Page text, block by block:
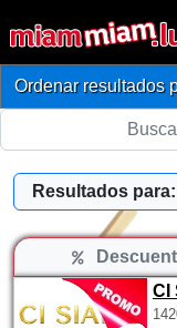
Resultados para:
CI